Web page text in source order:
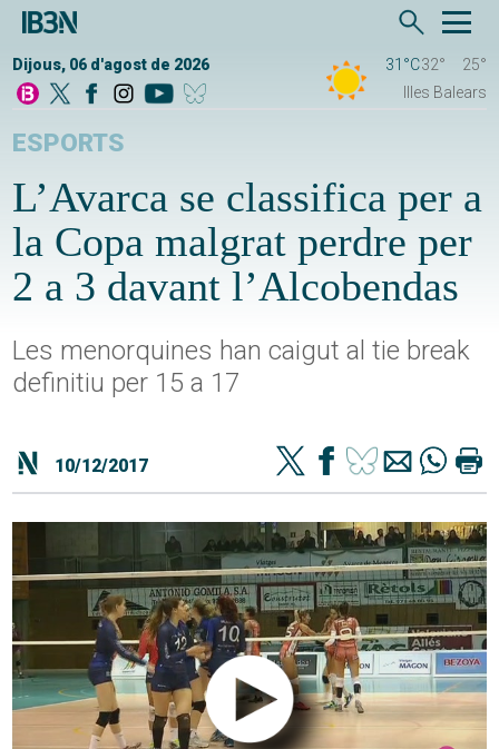
Dijous, 06 d'agost de 2026 31°C32°
25°
Illes Balears
ESPORTS
L’Avarca se classifica per a
la Copa malgrat perdre per
2 a 3 davant l’Alcobendas
Les menorquines han caigut al tie break
definitiu per 15 a 17
10/12/2017